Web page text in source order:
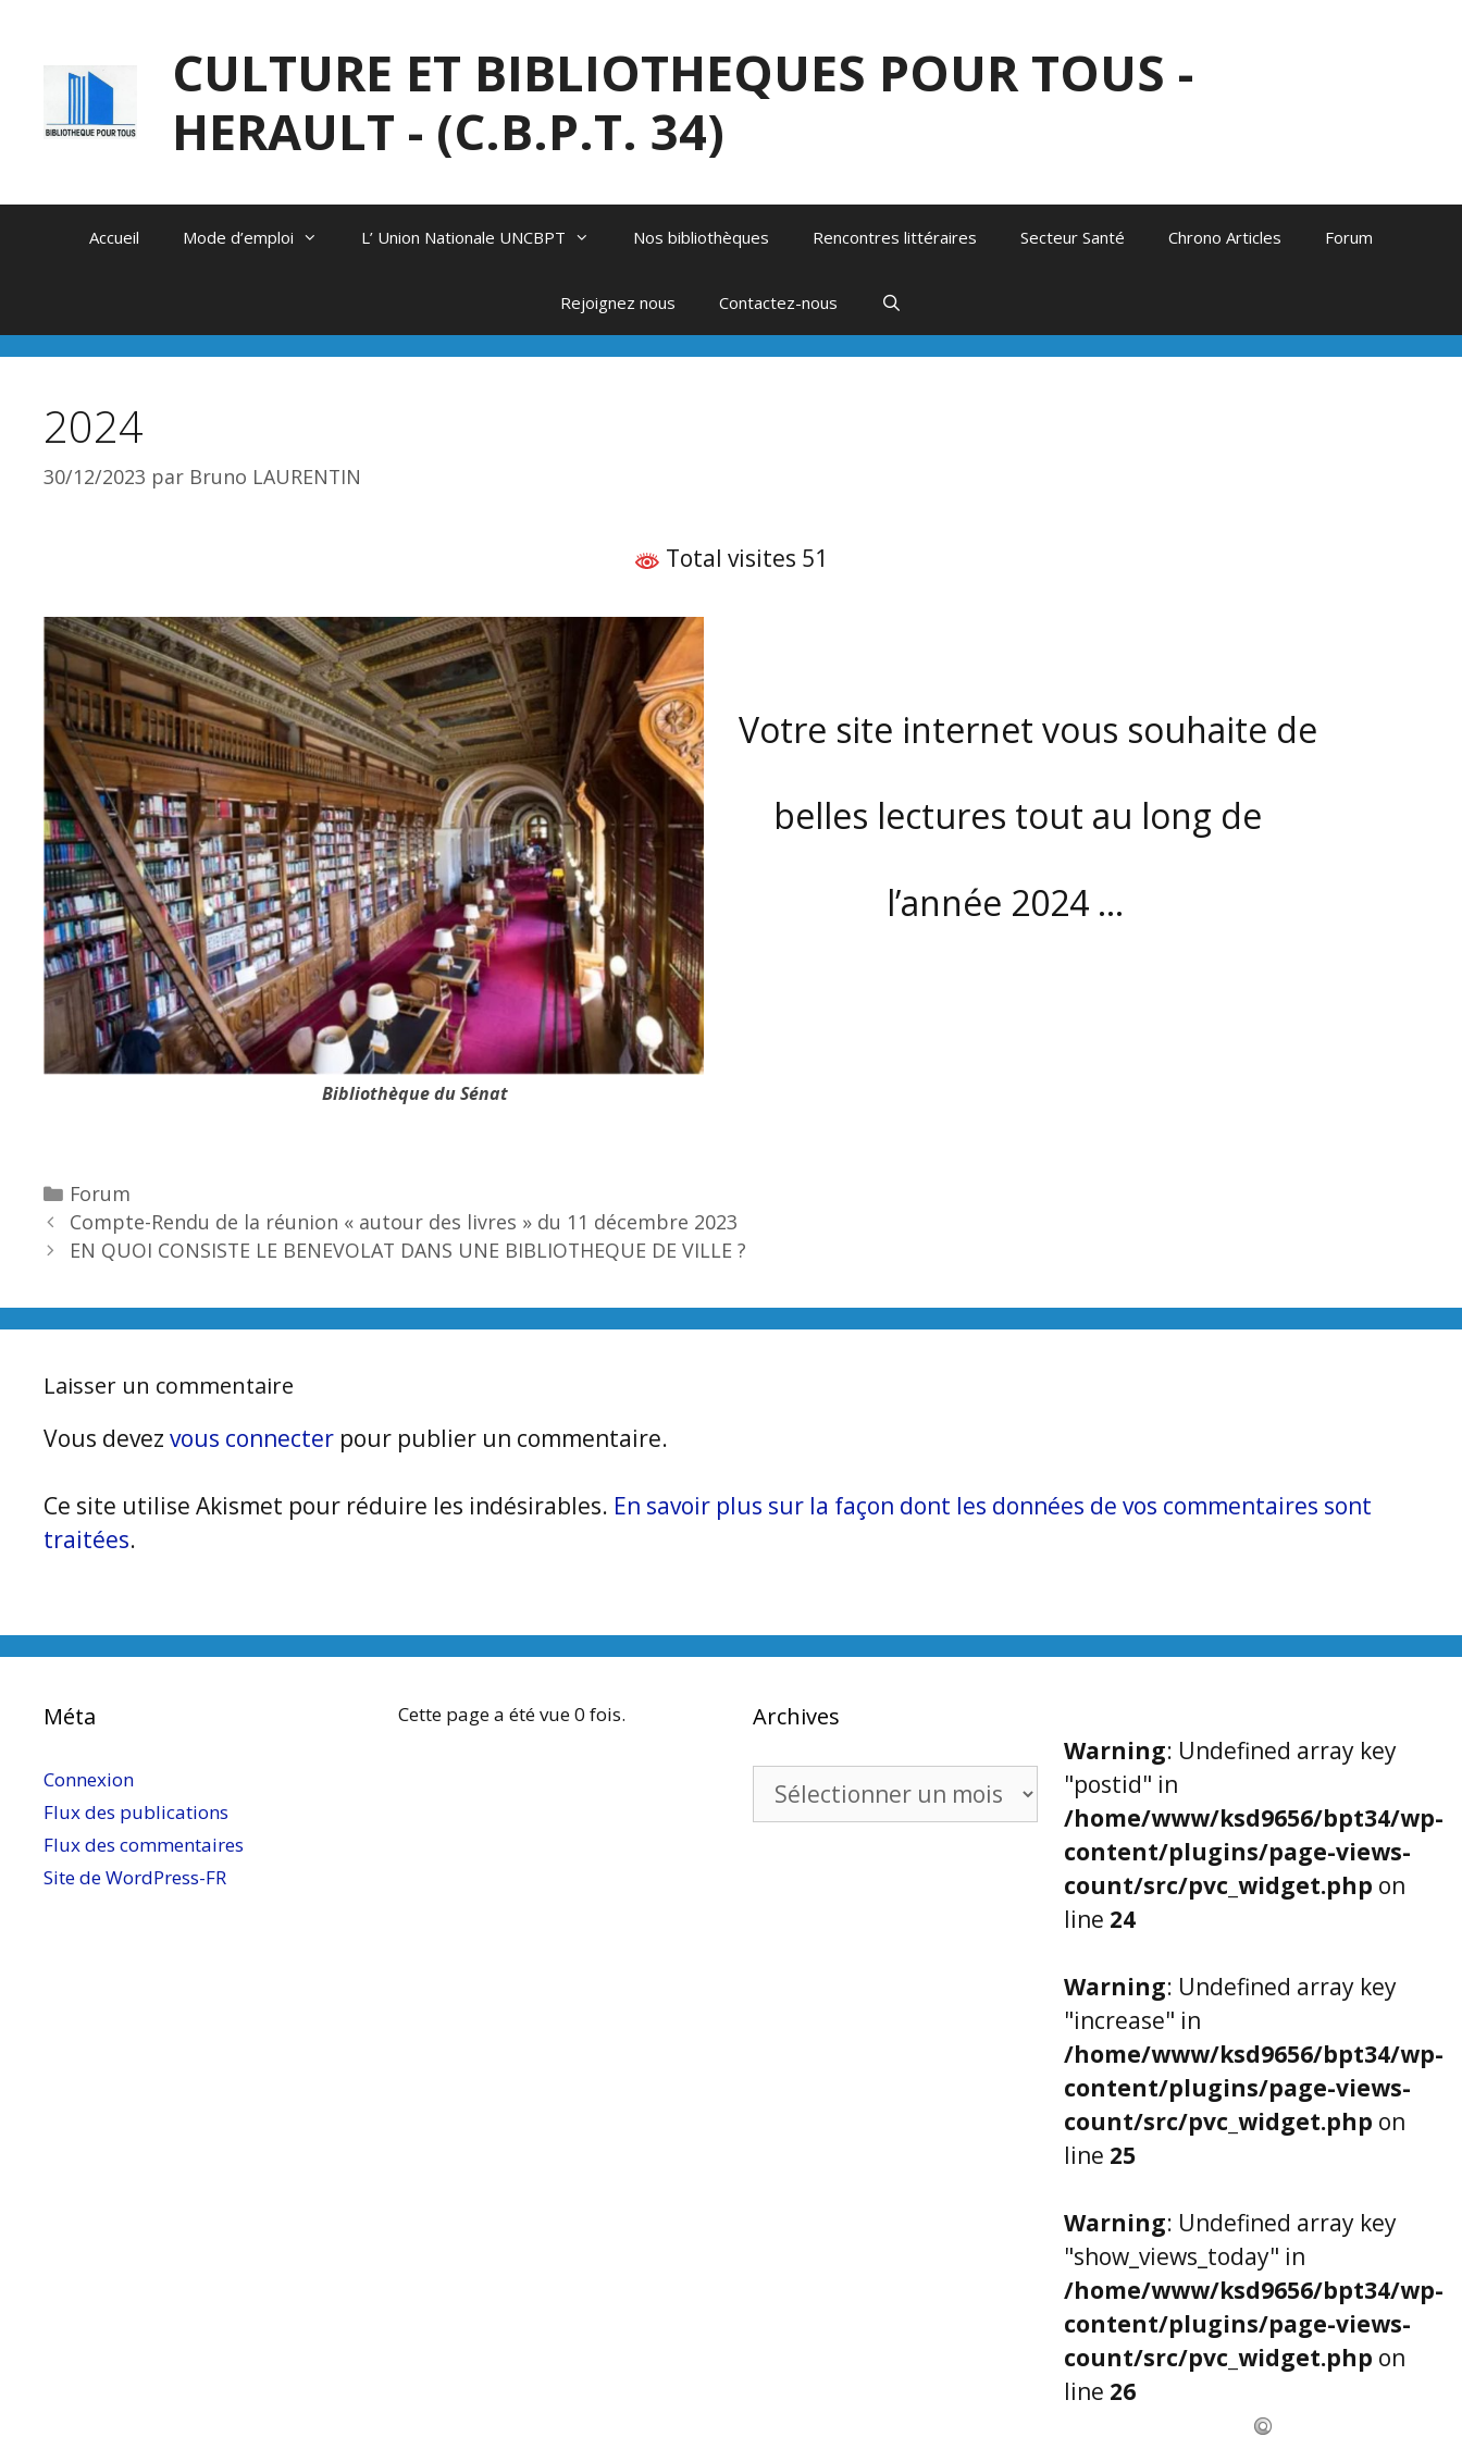
contenu
CULTURE ET BIBLIOTHEQUES POUR TOUS -
HERAULT - (C.B.P.T. 34)
Accueil Mode d’emploi L’ Union Nationale UNCBPT Nos bibliothèques Rencontres littéraires Secteur Santé Chrono Articles Forum
Rejoignez nous Contactez-nous
2024
30/12/2023 par Bruno LAURENTIN
Total visites 51
Bibliothèque du Sénat
Votre site internet vous souhaite de
belles lectures tout au long de
l’année 2024 …
Catégories
Forum
Compte-Rendu de la réunion « autour des livres » du 11 décembre 2023
EN QUOI CONSISTE LE BENEVOLAT DANS UNE BIBLIOTHEQUE DE VILLE ?
Laisser un commentaire
Vous devez vous connecter pour publier un commentaire.
Ce site utilise Akismet pour réduire les indésirables. En savoir plus sur la façon dont les données de vos commentaires sont
traitées.
Méta
Connexion
Flux des publications
Flux des commentaires
Site de WordPress-FR
Cette page a été vue 0 fois. Archives
Warning: Undefined array key
"postid" in
/home/www/ksd9656/bpt34/wp-
content/plugins/page-views-
count/src/pvc_widget.php on
line 24
Warning: Undefined array key
"increase" in
/home/www/ksd9656/bpt34/wp-
content/plugins/page-views-
count/src/pvc_widget.php on
line 25
Warning: Undefined array key
"show_views_today" in
/home/www/ksd9656/bpt34/wp-
content/plugins/page-views-
count/src/pvc_widget.php on
line 26